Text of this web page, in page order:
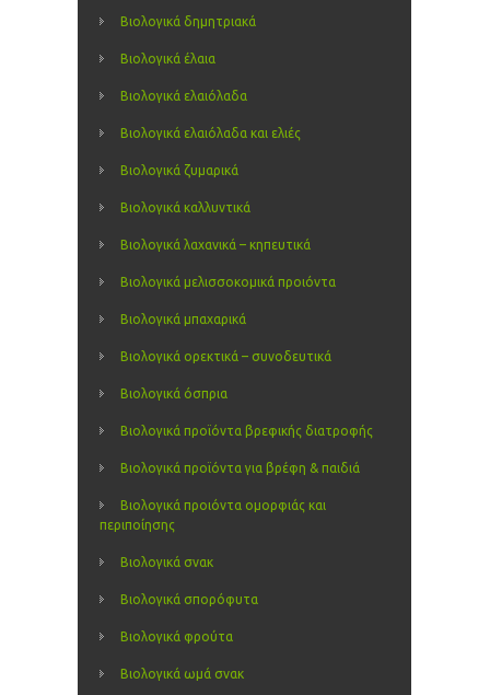
Βιολογικά δημητριακά
Βιολογικά έλαια
Βιολογικά ελαιόλαδα
Βιολογικά ελαιόλαδα και ελιές
Βιολογικά ζυμαρικά
Βιολογικά καλλυντικά
Βιολογικά λαχανικά – κηπευτικά
Βιολογικά μελισσοκομικά προιόντα
Βιολογικά μπαχαρικά
Βιολογικά ορεκτικά – συνοδευτικά
Βιολογικά όσπρια
Βιολογικά προϊόντα βρεφικής διατροφής
Βιολογικά προϊόντα για βρέφη & παιδιά
Βιολογικά προιόντα ομορφιάς και
περιποίησης
Βιολογικά σνακ
Βιολογικά σπορόφυτα
Βιολογικά φρούτα
Βιολογικά ωμά σνακ